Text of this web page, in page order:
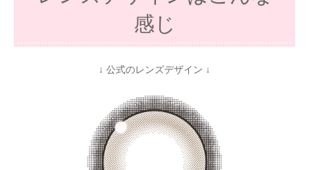
感じ
↓ 公式のレンズデザイン ↓